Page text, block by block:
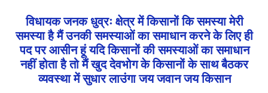
विधायक जनक धुव्रः क्षेत्र में किसानों कि समस्या मेरी
समस्या है मैं उनकी समस्याओं का समाधान करने के लिए ही
पद पर आसीन हूं यदि किसानों की समस्याओं का समाधान
नहीं होता है तो मैं खुद देवभोग के किसानों के साथ बैठकर
व्यवस्था में सुधार लाउंगा जय जवान जय किसान